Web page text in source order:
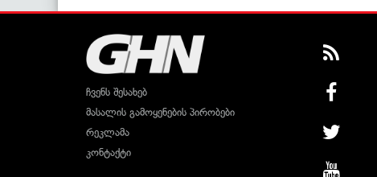
ჩვენს შესახებ
მასალის გამოყენების პირობები
რეკლამა
კონტაქტი